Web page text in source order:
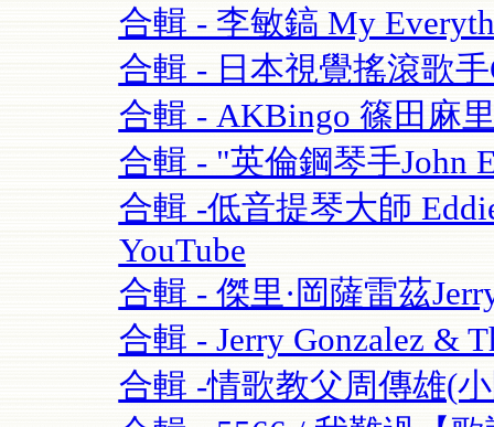
合輯 - 李敏鎬 My
合輯 - 日本視覺搖滾歌手
合輯 - AKBingo 篠田麻
合輯 - "英倫鋼琴手John
合輯 -低音提琴大師
YouTube
合輯 - 傑里·岡薩雷茲
合輯 - Jerry Gonzalez &
合輯 -情歌教父周傳雄(